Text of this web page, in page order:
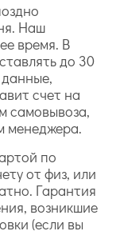
Наш
время. В
до 30
счет на
самовывоза,
менеджера.
по
от физ, или
Гарантия
возникшие
(если вы